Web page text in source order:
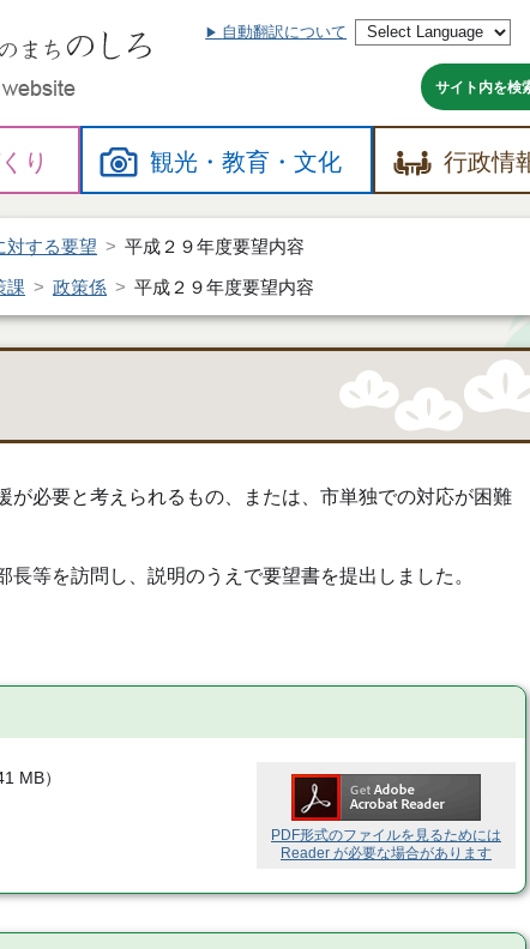
自動翻訳について
サイト内を検
り 観光・教育・文化 行政情
対する要望 平成２９年度要望内容
課 政策係 平成２９年度要望内容
必要と考えられるもの、または、市単独での対応が困難
等を訪問し、説明のうえで要望書を提出しました。
PDF形式のファイルを見るためには
Reader が必要な場合があります
MB）